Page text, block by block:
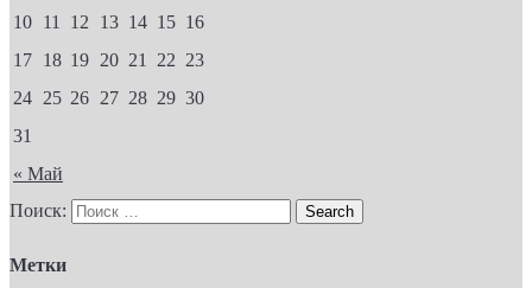
« Май
10 11 12 13 14 15 16
17 18 19 20 21 22 23
24 25 26 27 28 29 30
31
Поиск:
Метки